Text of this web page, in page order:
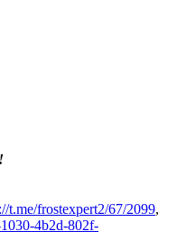
t.me/frostexpert2/67/2099,
4b2d-802f-